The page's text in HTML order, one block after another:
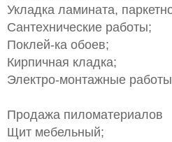
Укладка ламината,
Сантехнические работы;
Поклей-ка обоев;
Кирпичная кладка;
Электро-монтажные
Продажа пиломатериалов
Щит мебельный;